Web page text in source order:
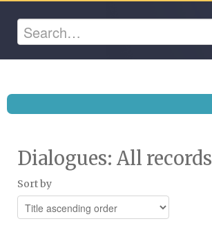
Dialogues: All records
Sort by